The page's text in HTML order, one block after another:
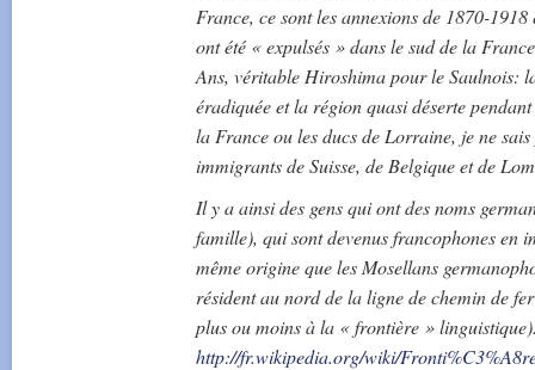
France, ce sont les annexions de 1870-
ont été « expulsés » dans le sud de la
Ans, véritable Hiroshima pour le Saulnois:
éradiquée et la région quasi déserte
la France ou les ducs de Lorraine, je ne
immigrants de Suisse, de Belgique et de
Il y a ainsi des gens qui ont des noms
famille), qui sont devenus francophones en
même origine que les Mosellans
résident au nord de la ligne de chemin de
plus ou moins à la « frontière »
http://fr.wikipedia.org/wiki/